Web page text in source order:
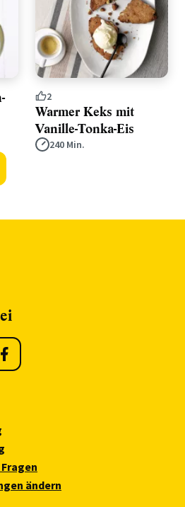
2
Warmer Keks mit
Vanille-Tonka-Eis
240 Min.
ändern